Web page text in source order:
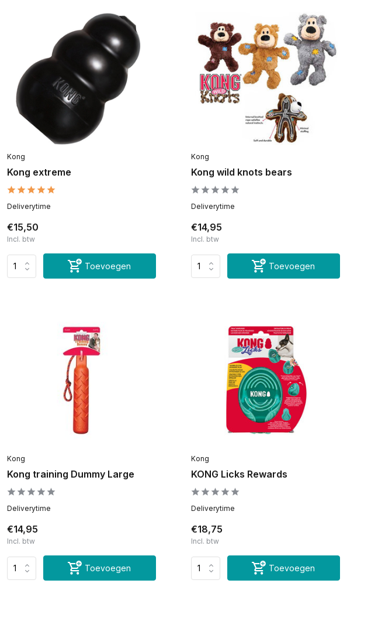
Kong
Kong extreme
Deliverytime
€15,50
Incl. btw
Toevoegen
Kong
Kong wild knots bears
Deliverytime
€14,95
Incl. btw
Toevoegen
Kong
Kong training Dummy Large
Deliverytime
€14,95
Incl. btw
Toevoegen
Kong
KONG Licks Rewards
Deliverytime
€18,75
Incl. btw
Toevoegen